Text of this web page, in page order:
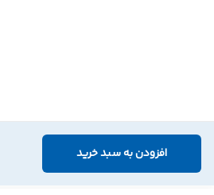
افزودن به سبد خرید